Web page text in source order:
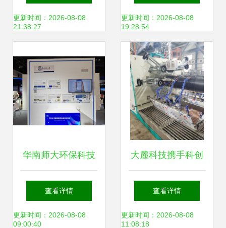
表达的完美融合
更新时间：2026-08-08
21:38:27
菌口服液产业化技
术瓶颈，引领环保
科技新突破
更新时间：2026-08-08
19:28:54
华南师大环保科技
成果闪耀2024中国
高校科交会
查看详情
更新时间：2026-08-08
09:00:40
大麓科技携手科创
空间数智技术，打
造管道检测行业典
查看详情
更新时间：2026-08-08
11:08:18